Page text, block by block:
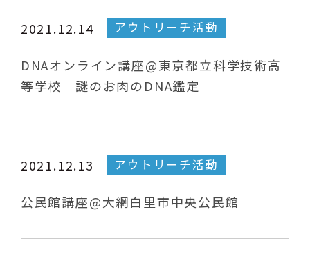
2021.12.14 アウトリーチ活動
DNAオンライン講座@東京都立科学技術高
等学校 謎のお肉のDNA鑑定
2021.12.13 アウトリーチ活動
公民館講座@大網白里市中央公民館